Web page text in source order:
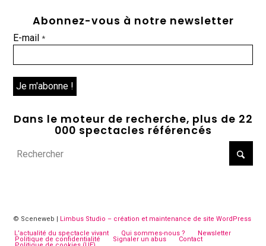
Abonnez-vous à notre newsletter
E-mail*
Dans le moteur de recherche, plus de 22
000 spectacles référencés
© Sceneweb |
Limbus Studio – création et maintenance de site WordPress
L’actualité du spectacle vivant
Qui sommes-nous ? Newsletter
Politique de confidentialité Signaler un abus Contact